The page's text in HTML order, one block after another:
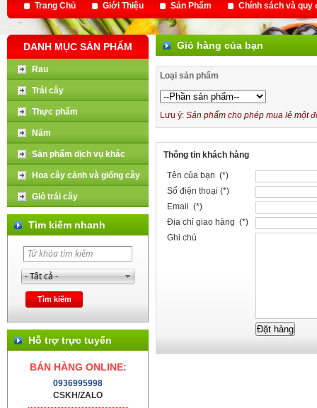
Trang Chủ Giới Thiệu Sản Phẩm Chính sách và quy
DANH MỤC SẢN PHẨM
Rau
Trái cây
Thực phẩm
Nấm
Sản phẩm dịch vụ khác
Hoa cây cảnh và giống cây
Giỏ trái cây
Tìm kiếm nhanh
Hỗ trợ trực tuyến
BÁN HÀNG ONLINE:
0936995998
CSKH/ZALO
Giỏ hàng của bạn
Loại sản phẩm
Lưu ý: Sản phẩm cho phép mua lẻ một
Thông tin khách hàng
Tên của bạn (*)
Số điện thoại (*)
Email (*)
Địa chỉ giao hàng (*)
Ghi chú